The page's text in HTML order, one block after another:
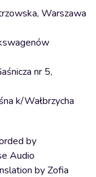
Warszawa
nr 5,
k/Wałbrzycha
by
Audio
by Zofia